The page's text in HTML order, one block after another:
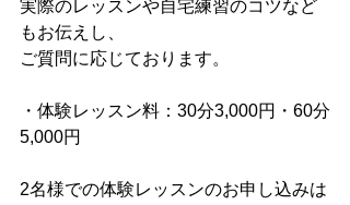
実際のレッスンや自宅練習のコツなど
もお伝えし、
ご質問に応じております。
・体験レッスン料：30分3,000円・60分
5,000円
2名様での体験レッスンのお申し込みは